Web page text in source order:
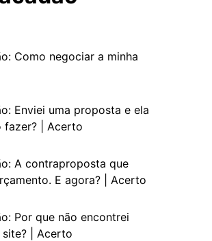
Como negociar a minha
Enviei uma proposta e ela
fazer? | Acerto
A contraproposta que
E agora? | Acerto
Por que não encontrei
| Acerto